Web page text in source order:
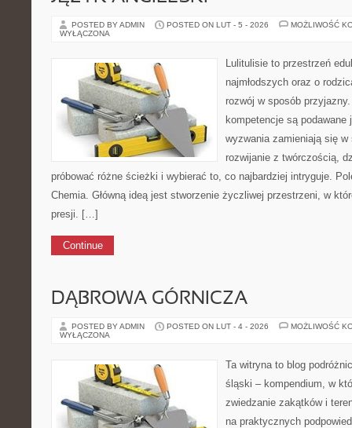
POSTED BY ADMIN POSTED ON LUT - 5 - 2026
MOŻLIWOŚĆ
WYŁĄCZONA
Lulitulisie to przestrzeń
najmłodszych oraz o
rozwój w sposób
kompetencje są
wyzwania zamieniają się
rozwijanie z twórczością,
próbować różne ścieżki i wybierać to, co najbardziej intryguje.
Chemia. Główną ideą jest stworzenie życzliwej przestrzeni, w
presji. […]
Continue
DĄBROWA GÓRNICZA
POSTED BY ADMIN POSTED ON LUT - 4 - 2026
MOŻLIWOŚĆ
WYŁĄCZONA
Ta witryna to blog
śląski – kompendium, w
zwiedzanie zakątków i
na praktycznych